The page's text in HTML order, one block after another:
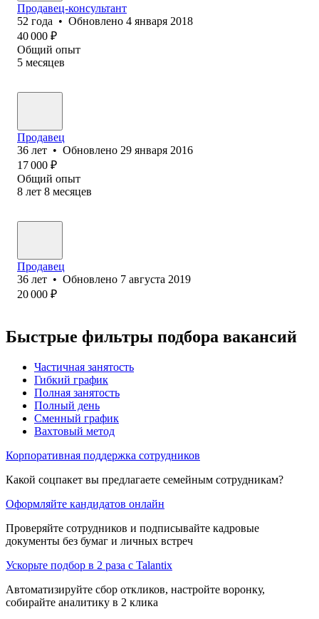
Продавец-консультант
52 года • Обновлено 4 января 2018
40 000 ₽
Общий опыт
5 месяцев
Продавец
36 лет • Обновлено 29 января 2016
17 000 ₽
Общий опыт
8 лет 8 месяцев
Продавец
36 лет • Обновлено 7 августа 2019
20 000 ₽
Быстрые фильтры подбора вакансий
Частичная занятость
Гибкий график
Полная занятость
Полный день
Сменный график
Вахтовый метод
Корпоративная поддержка сотрудников
Какой соцпакет вы предлагаете семейным сотрудникам?
Оформляйте кандидатов онлайн
Проверяйте сотрудников и подписывайте кадровые
документы без бумаг и личных встреч
Ускорьте подбор в 2 раза с Talantix
Автоматизируйте сбор откликов, настройте воронку,
собирайте аналитику в 2 клика